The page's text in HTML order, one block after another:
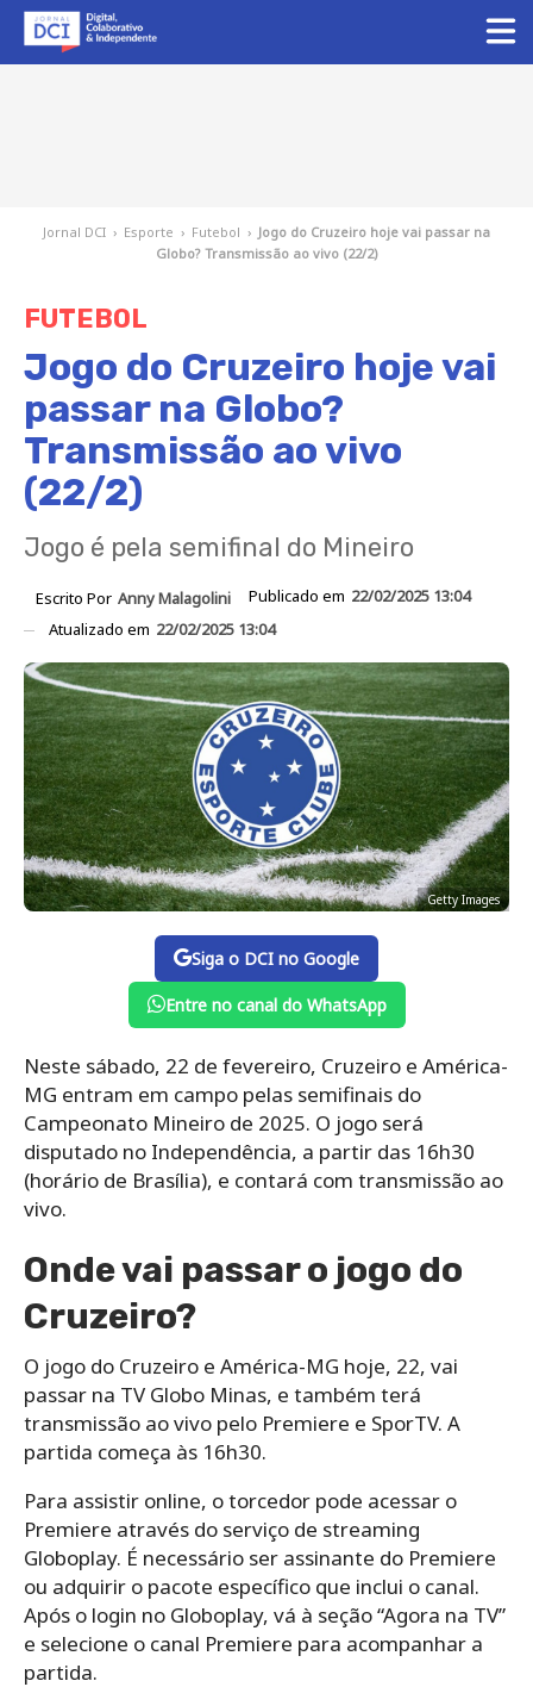
Jornal DCI › Esporte › Futebol › Jogo do Cruzeiro hoje vai passar na
Globo? Transmissão ao vivo (22/2)
FUTEBOL
Jogo do Cruzeiro hoje vai
passar na Globo?
Transmissão ao vivo
(22/2)
Jogo é pela semifinal do Mineiro
Escrito Por Anny Malagolini Publicado em 22/02/2025 13:04
Atualizado em 22/02/2025 13:04
Getty Images
Siga o DCI no Google
Entre no canal do WhatsApp
Neste sábado, 22 de fevereiro, Cruzeiro e América-
MG entram em campo pelas semifinais do
Campeonato Mineiro de 2025. O jogo será
disputado no Independência, a partir das 16h30
(horário de Brasília), e contará com transmissão ao
vivo.
Onde vai passar o jogo do
Cruzeiro?
O jogo do Cruzeiro e América-MG hoje, 22, vai
passar na TV Globo Minas, e também terá
transmissão ao vivo pelo Premiere e SporTV. A
partida começa às 16h30.
Para assistir online, o torcedor pode acessar o
Premiere através do serviço de streaming
Globoplay. É necessário ser assinante do Premiere
ou adquirir o pacote específico que inclui o canal.
Após o login no Globoplay, vá à seção “Agora na TV”
e selecione o canal Premiere para acompanhar a
partida.